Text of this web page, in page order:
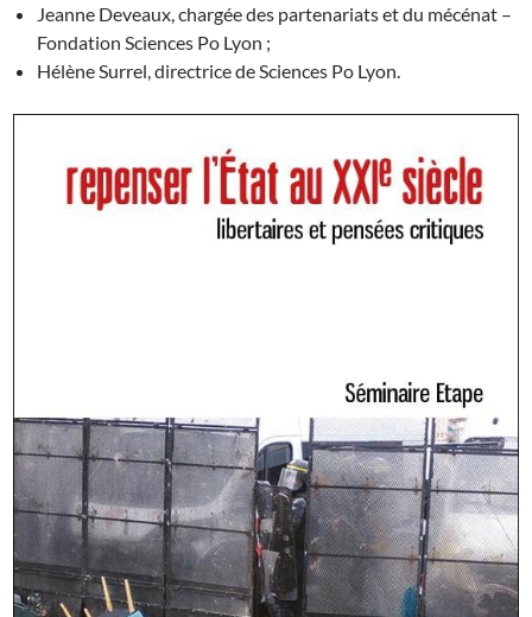
Jeanne Deveaux, chargée des partenariats et du mécénat –
Fondation Sciences Po Lyon ;
Hélène Surrel, directrice de Sciences Po Lyon.